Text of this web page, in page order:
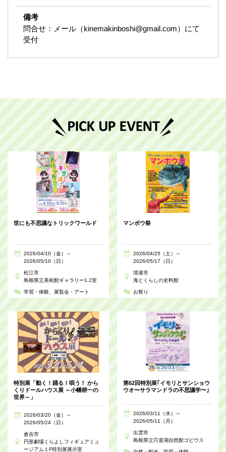
備考
問合せ：メール（kinemakinboshi@gmail.com）にて
受付
世にも不思議なトリックワールド
2026/04/10（金）～
2026/05/10（日）
松江市
島根県立美術館ギャラリー1.2室
学習・体験 展覧会・アート
マンボウ祭
2026/04/25（土）～
2026/05/17（日）
境港市
海とくらしの史料館
お祭り
特別展「動く！踊る！唄う！ から
くりドールハウス展 ～小幡耕一の
世界～」
2026/03/20（金）～
2026/05/24（日）
倉吉市
円形劇場くらよしフィギュアミュ
ージアム１F特別展展示室
第62回特別展｢イモリとサンショウ
ウオ〜サラマンドラの不思議学〜｣
2026/03/11（水）～
2026/05/11（月）
出雲市
島根県立宍道湖自然館ゴビウス